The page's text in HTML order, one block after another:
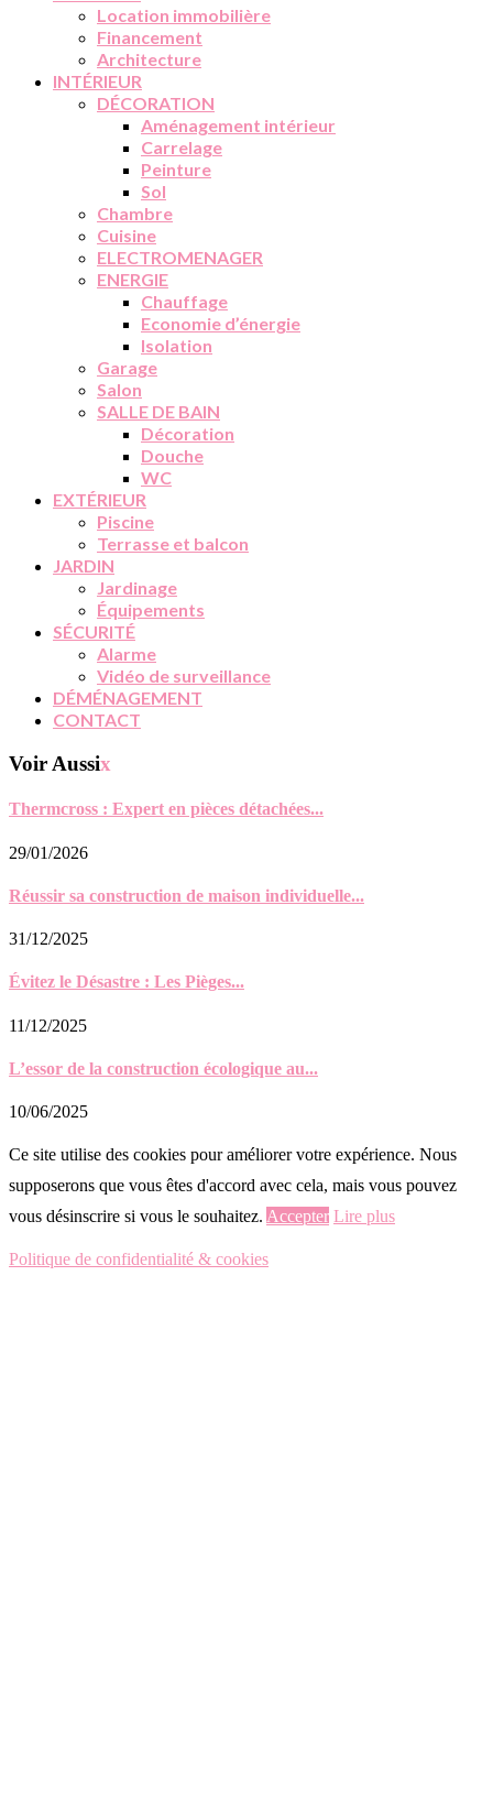
Location immobilière
Financement
Architecture
INTÉRIEUR
DÉCORATION
Aménagement intérieur
Carrelage
Peinture
Sol
Chambre
Cuisine
ELECTROMENAGER
ENERGIE
Chauffage
Economie d’énergie
Isolation
Garage
Salon
SALLE DE BAIN
Décoration
Douche
WC
EXTÉRIEUR
Piscine
Terrasse et balcon
JARDIN
Jardinage
Équipements
SÉCURITÉ
Alarme
Vidéo de surveillance
DÉMÉNAGEMENT
CONTACT
Voir Aussix
Thermcross : Expert en pièces détachées...
29/01/2026
Réussir sa construction de maison individuelle...
31/12/2025
Évitez le Désastre : Les Pièges...
11/12/2025
L’essor de la construction écologique au...
10/06/2025
Ce site utilise des cookies pour améliorer votre expérience. Nous
supposerons que vous êtes d'accord avec cela, mais vous pouvez
vous désinscrire si vous le souhaitez. Accepter Lire plus
Politique de confidentialité & cookies